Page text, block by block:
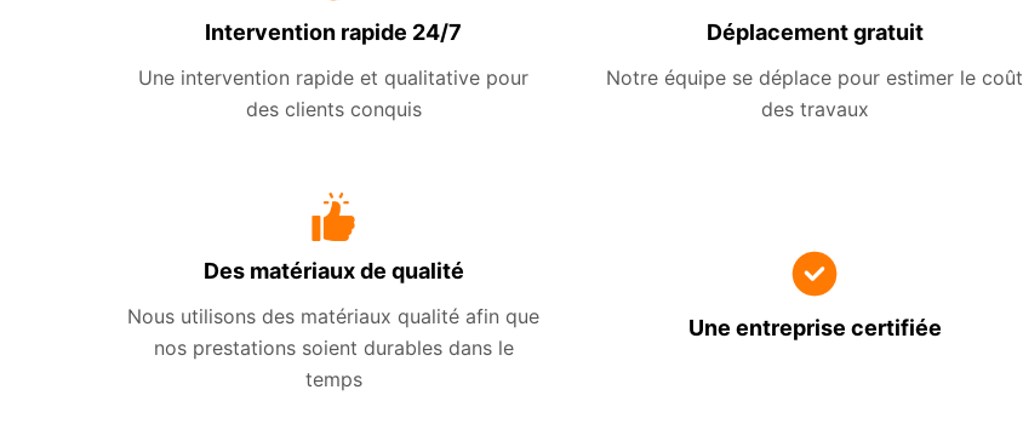
Intervention rapide 24/7
Une intervention rapide et qualitative pour
des clients conquis
Déplacement gratuit
Notre équipe se déplace pour estimer le coût
des travaux
Des matériaux de qualité
Nous utilisons des matériaux qualité afin que
nos prestations soient durables dans le
temps
Une entreprise certifiée